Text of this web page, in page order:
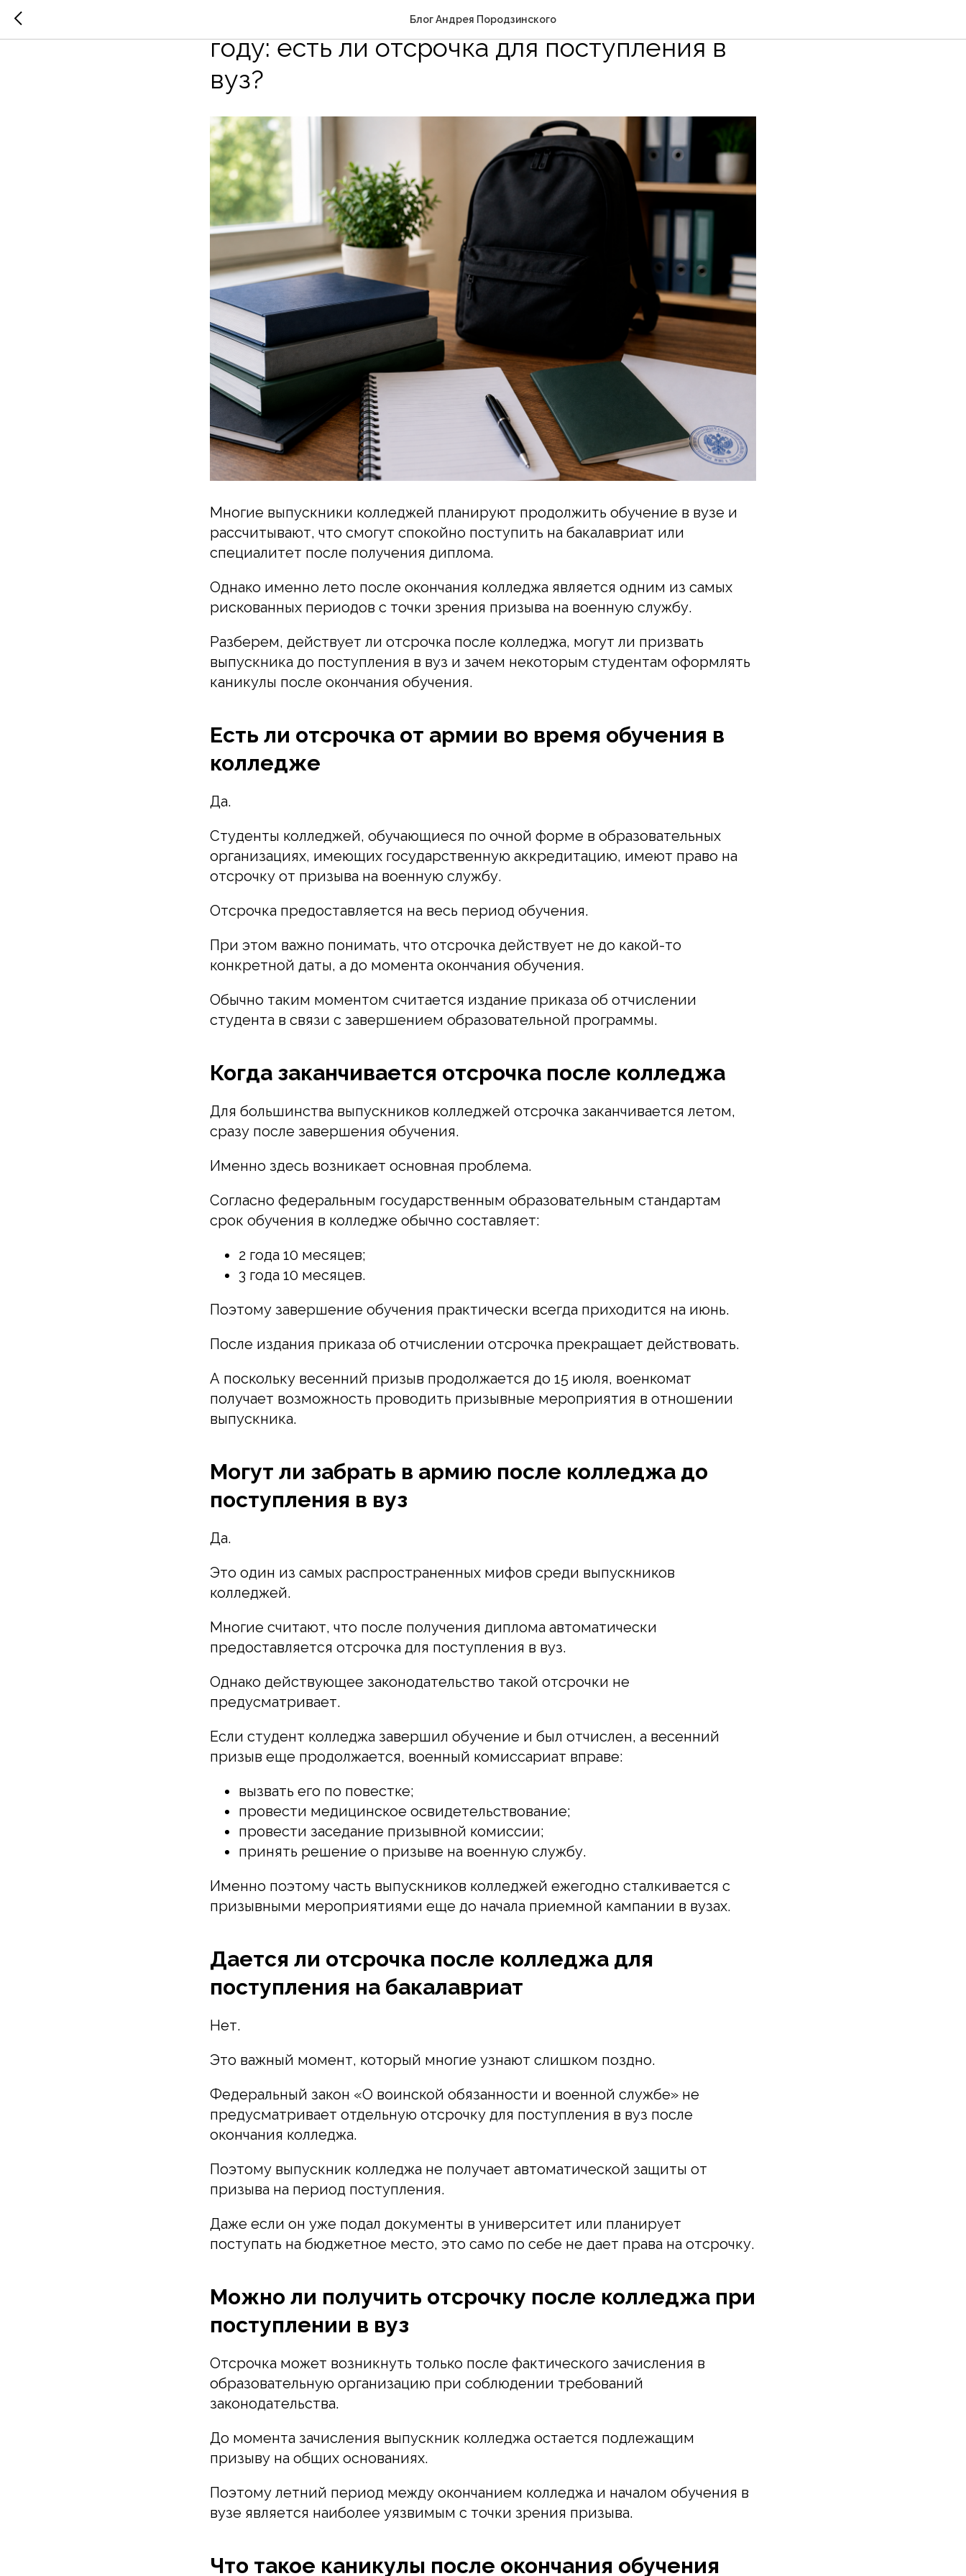
Блог Андрея Породзинского
Заберут ли в армию после колледжа в 2026
году: есть ли отсрочка для поступления в
вуз?
Многие выпускники колледжей планируют продолжить обучение в вузе и
рассчитывают, что смогут спокойно поступить на бакалавриат или
специалитет после получения диплома.
Однако именно лето после окончания колледжа является одним из самых
рискованных периодов с точки зрения призыва на военную службу.
Разберем, действует ли отсрочка после колледжа, могут ли призвать
выпускника до поступления в вуз и зачем некоторым студентам оформлять
каникулы после окончания обучения.
Есть ли отсрочка от армии во время обучения в
колледже
Да.
Студенты колледжей, обучающиеся по очной форме в образовательных
организациях, имеющих государственную аккредитацию, имеют право на
отсрочку от призыва на военную службу.
Отсрочка предоставляется на весь период обучения.
При этом важно понимать, что отсрочка действует не до какой-то
конкретной даты, а до момента окончания обучения.
Обычно таким моментом считается издание приказа об отчислении
студента в связи с завершением образовательной программы.
Когда заканчивается отсрочка после колледжа
Для большинства выпускников колледжей отсрочка заканчивается летом,
сразу после завершения обучения.
Именно здесь возникает основная проблема.
Согласно федеральным государственным образовательным стандартам
срок обучения в колледже обычно составляет:
2 года 10 месяцев;
3 года 10 месяцев.
Поэтому завершение обучения практически всегда приходится на июнь.
После издания приказа об отчислении отсрочка прекращает действовать.
А поскольку весенний призыв продолжается до 15 июля, военкомат
получает возможность проводить призывные мероприятия в отношении
выпускника.
Могут ли забрать в армию после колледжа до
поступления в вуз
Да.
Это один из самых распространенных мифов среди выпускников
колледжей.
Многие считают, что после получения диплома автоматически
предоставляется отсрочка для поступления в вуз.
Однако действующее законодательство такой отсрочки не
предусматривает.
Если студент колледжа завершил обучение и был отчислен, а весенний
призыв еще продолжается, военный комиссариат вправе:
вызвать его по повестке;
провести медицинское освидетельствование;
провести заседание призывной комиссии;
принять решение о призыве на военную службу.
Именно поэтому часть выпускников колледжей ежегодно сталкивается с
призывными мероприятиями еще до начала приемной кампании в вузах.
Дается ли отсрочка после колледжа для
поступления на бакалавриат
Нет.
Это важный момент, который многие узнают слишком поздно.
Федеральный закон «О воинской обязанности и военной службе» не
предусматривает отдельную отсрочку для поступления в вуз после
окончания колледжа.
Поэтому выпускник колледжа не получает автоматической защиты от
призыва на период поступления.
Даже если он уже подал документы в университет или планирует
поступать на бюджетное место, это само по себе не дает права на отсрочку.
Можно ли получить отсрочку после колледжа при
поступлении в вуз
Отсрочка может возникнуть только после фактического зачисления в
образовательную организацию при соблюдении требований
законодательства.
До момента зачисления выпускник колледжа остается подлежащим
призыву на общих основаниях.
Поэтому летний период между окончанием колледжа и началом обучения в
вузе является наиболее уязвимым с точки зрения призыва.
Что такое каникулы после окончания обучения